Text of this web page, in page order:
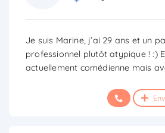
Je suis Marine, j’ai 29 ans et un
professionnel plutôt atypique ! :)
actuellement comédienne mais